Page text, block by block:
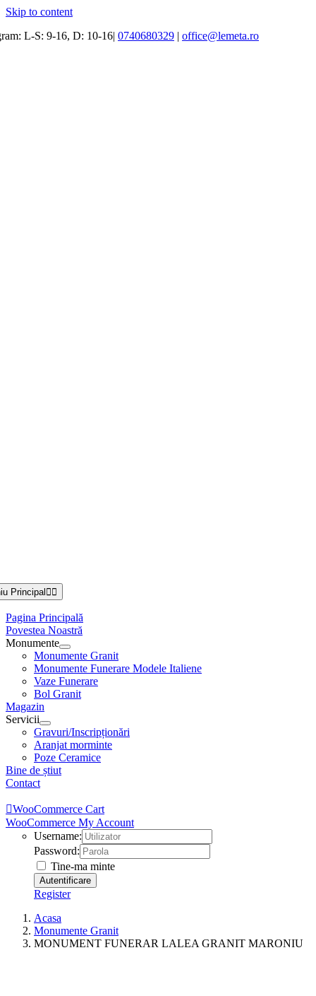
Skip to content
L-S: 9-16, D: 10-16| 0740680329 | office@lemeta.ro
Principal
Pagina Principală
Povestea Noastră
Monumente
Monumente Granit
Monumente Funerare Modele Italiene
Vaze Funerare
Bol Granit
Magazin
Servicii
Gravuri/Inscripționări
Aranjat morminte
Poze Ceramice
Bine de știut
Contact
WooCommerce Cart
WooCommerce My Account
Username:
Password:
Tine-ma minte
Register
Acasa
Monumente Granit
MONUMENT FUNERAR LALEA GRANIT MARONIU